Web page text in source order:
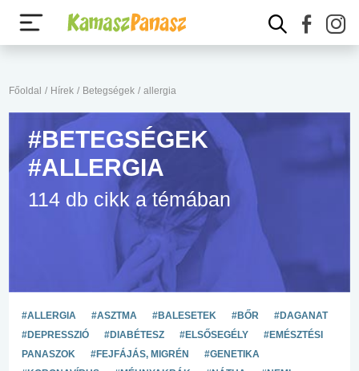
Főoldal / Hírek / Betegségek / allergia
#BETEGSÉGEK
#ALLERGIA
114 db cikk a témában
#ALLERGIA #ASZTMA #BALESETEK #BŐR
#DAGANAT
#DEPRESSZIÓ
#DIABÉTESZ #ELSŐSEGÉLY
#EMÉSZTÉSI
PANASZOK
#FEJFÁJÁS, MIGRÉN
#GENETIKA